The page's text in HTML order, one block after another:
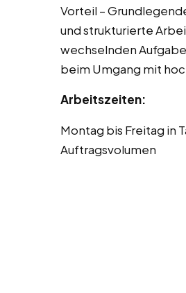
Vorteil –
und strukturierte
wechselnden
beim Umgang mit
Arbeitszeiten:
Montag bis Freitag in
Auftragsvolumen